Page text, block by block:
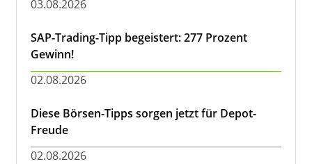
03.08.2026
SAP-Trading-Tipp begeistert: 277 Prozent
Gewinn!
02.08.2026
Diese Börsen-Tipps sorgen jetzt für Depot-
Freude
02.08.2026